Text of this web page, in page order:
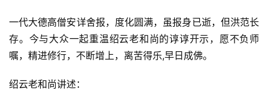
一代大德高僧安详舍报，度化圆满，虽报身已逝，但洪范长
存。今与大众一起重温绍云老和尚的谆谆开示，愿不负师
嘱，精进修行，不断增上，离苦得乐,早日成佛。
绍云老和尚讲述：